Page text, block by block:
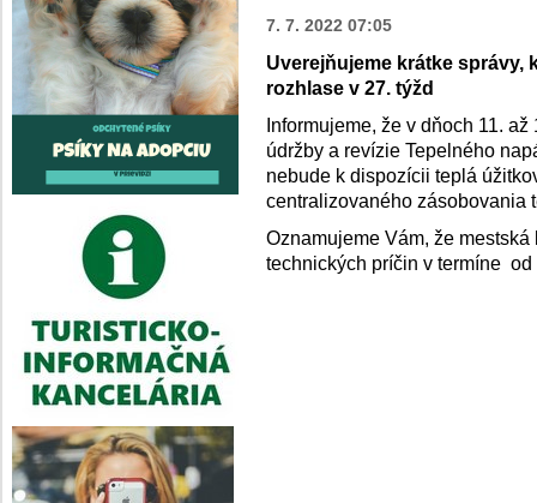
7. 7. 2022 07:05
Uverejňujeme krátke správy,
rozhlase v 27. týžd
Informujeme, že v dňoch 11.
údržby a revízie Tepelného
nebude k dispozícii teplá
centralizovaného zásobovania
Oznamujeme Vám, že
technických príčin v termíne od